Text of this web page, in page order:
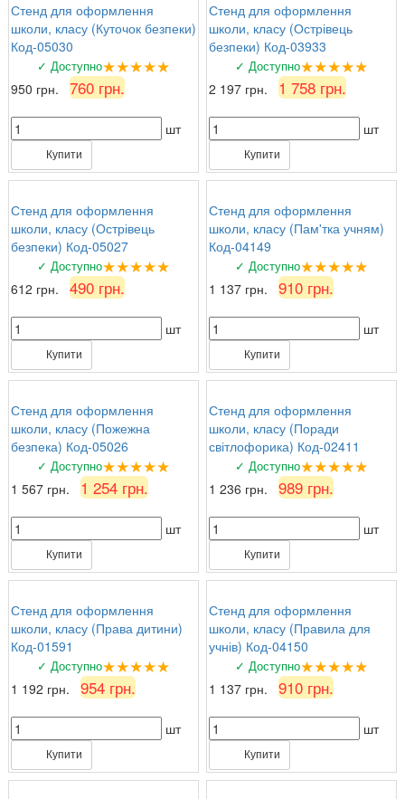
Стенд для оформлення
школи, класу (Куточок безпеки)
Код-05030
✓ Доступно★★★★★
950 грн. 760 грн.
шт
Купити
Стенд для оформлення
школи, класу (Острівець
безпеки) Код-03933
✓ Доступно★★★★★
2 197 грн. 1 758 грн.
шт
Купити
Стенд для оформлення
школи, класу (Острівець
безпеки) Код-05027
✓ Доступно★★★★★
612 грн. 490 грн.
шт
Купити
Стенд для оформлення
школи, класу (Пам'тка учням)
Код-04149
✓ Доступно★★★★★
1 137 грн. 910 грн.
шт
Купити
Стенд для оформлення
школи, класу (Пожежна
безпека) Код-05026
✓ Доступно★★★★★
1 567 грн. 1 254 грн.
шт
Купити
Стенд для оформлення
школи, класу (Поради
світлофорика) Код-02411
✓ Доступно★★★★★
1 236 грн. 989 грн.
шт
Купити
Стенд для оформлення
школи, класу (Права дитини)
Код-01591
✓ Доступно★★★★★
1 192 грн. 954 грн.
шт
Купити
Стенд для оформлення
школи, класу (Правила для
учнів) Код-04150
✓ Доступно★★★★★
1 137 грн. 910 грн.
шт
Купити